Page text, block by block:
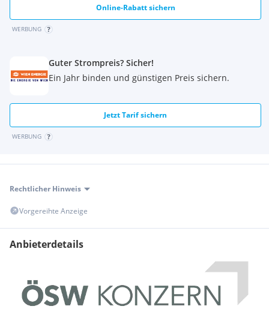
Online-Rabatt sichern
WERBUNG
Guter Strompreis? Sicher!
Ein Jahr binden und günstigen Preis sichern.
Jetzt Tarif sichern
WERBUNG
Rechtlicher Hinweis
Vorgereihte Anzeige
Anbieterdetails